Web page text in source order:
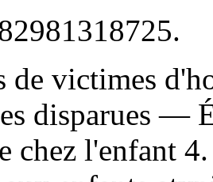
.
de victimes
disparues —
chez l'enfant